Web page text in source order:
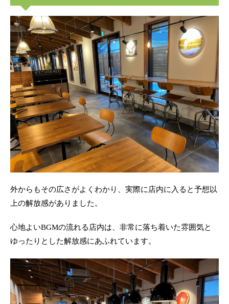
外からもその広さがよくわかり、実際に店内に入ると予想以
上の解放感がありました。
心地よいBGMの流れる店内は、非常に落ち着いた雰囲気と
ゆったりとした解放感にあふれています。